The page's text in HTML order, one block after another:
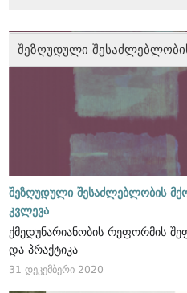
შეზღუდული
შეზღუდული შესაძლებლობის
კვლევა
ქმედუნარიანობის რეფორმის
და პრაქტიკა
31 დეკემბერი 2020